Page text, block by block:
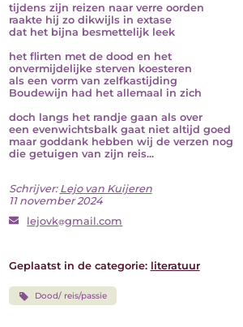
tijdens zijn reizen naar verre oorden
raakte hij zo dikwijls in extase
dat het bijna besmettelijk leek
het flirten met de dood en het
onvermijdelijke sterven koesteren
als een vorm van zelfkastijding
Boudewijn had het allemaal in zich
doch langs het randje gaan als over
een evenwichtsbalk gaat niet altijd goed
maar goddank hebben wij de verzen nog
die getuigen van zijn reis...
Schrijver: Lejo van Kuijeren
11 november 2024
lejovk gmail.com
Geplaatst in de categorie: literatuur
Dood/ reis/passie